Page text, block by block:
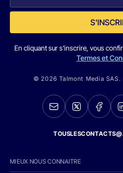
En cliquant sur s'inscrire, vous
Termes et
© 2026 Talmont Media
MIEUX NOUS CONNAITRE